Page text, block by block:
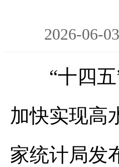
2026-
“十四五”
加快实现高
家统计局发